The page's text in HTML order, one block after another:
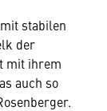
stabilen
der
mit ihrem
auch so